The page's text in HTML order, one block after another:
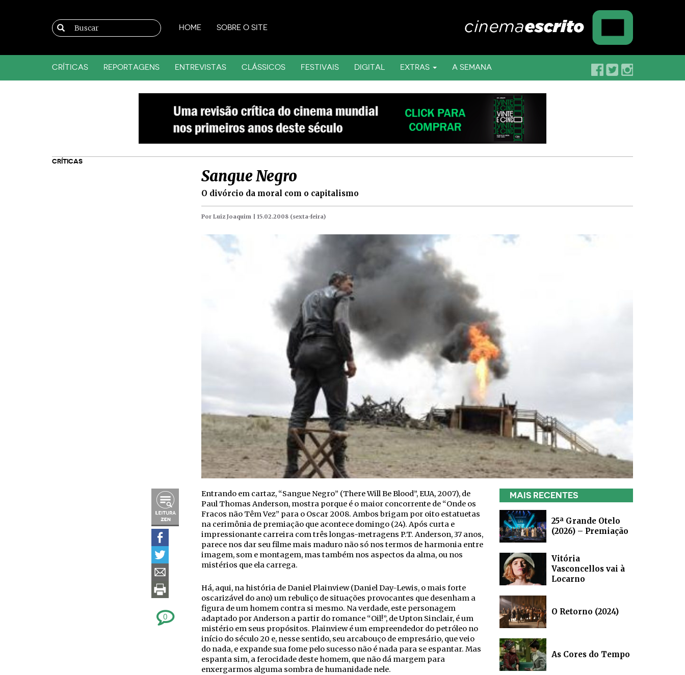
HOME SOBRE O SITE
CRÍTICAS REPORTAGENS ENTREVISTAS CLÁSSICOS FESTIVAIS DIGITAL EXTRAS A SEMANA
CRÍTICAS
Sangue Negro
O divórcio da moral com o capitalismo
Por Luiz Joaquim | 15.02.2008 (sexta-feira)
0
Entrando em cartaz, “Sangue Negro” (There Will Be Blood”, EUA, 2007), de
Paul Thomas Anderson, mostra porque é o maior concorrente de “Onde os
Fracos não Têm Vez” para o Oscar 2008. Ambos brigam por oito estatuetas
na cerimônia de premiação que acontece domingo (24). Após curta e
impressionante carreira com três longas-metragens P.T. Anderson, 37 anos,
parece nos dar seu filme mais maduro não só nos termos de harmonia entre
imagem, som e montagem, mas também nos aspectos da alma, ou nos
mistérios que ela carrega.
Há, aqui, na história de Daniel Plainview (Daniel Day-Lewis, o mais forte
oscarizável do ano) um rebuliço de situações provocantes que desenham a
figura de um homem contra si mesmo. Na verdade, este personagem
adaptado por Anderson a partir do romance “Oil!”, de Upton Sinclair, é um
mistério em seus propósitos. Plainview é um empreendedor do petróleo no
início do século 20 e, nesse sentido, seu arcabouço de empresário, que veio
do nada, e expande sua fome pelo sucesso não é nada para se espantar. Mas
espanta sim, a ferocidade deste homem, que não dá margem para
enxergarmos alguma sombra de humanidade nele.
MAIS RECENTES
25ª Grande Otelo
(2026) – Premiação
Vitória
Vasconcellos vai à
Locarno
O Retorno (2024)
As Cores do Tempo